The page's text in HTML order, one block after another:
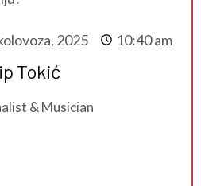
2025 10:40 am
Tokić
& Musician